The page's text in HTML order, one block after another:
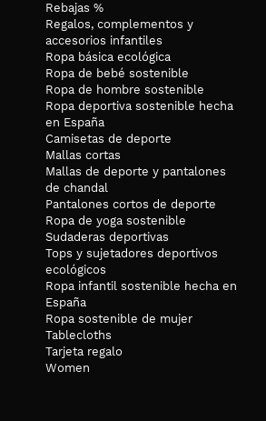
Rebajas %
Regalos, complementos y
accesorios infantiles
Ropa básica ecológica
Ropa de bebé sostenible
Ropa de hombre sostenible
Ropa deportiva sostenible hecha
en España
Camisetas de deporte
Mallas cortas
Mallas de deporte y pantalones
de chandal
Pantalones cortos de deporte
Ropa de yoga sostenible
Sudaderas deportivas
Tops y sujetadores deportivos
ecológicos
Ropa infantil sostenible hecha en
España
Ropa sostenible de mujer
Tablecloths
Tarjeta regalo
Women